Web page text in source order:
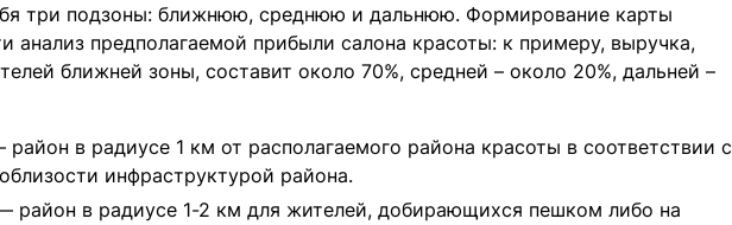
три подзоны: ближнюю, среднюю и дальнюю. Формирование карты
анализ предполагаемой прибыли салона красоты: к примеру, выручка,
ближней зоны, составит около 70%, средней – около 20%, дальней –
район в радиусе 1 км от располагаемого района красоты в соответствии с
инфраструктурой района.
район в радиусе 1-2 км для жителей, добирающихся пешком либо на